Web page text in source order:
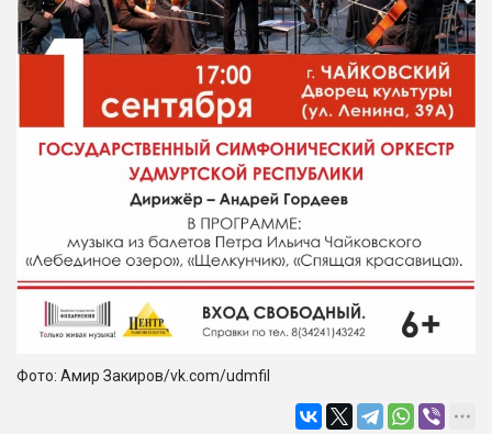
Фото: Амир Закиров/vk.com/udmfil